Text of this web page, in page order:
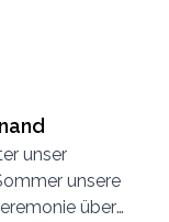
eine
unser
unsere
über